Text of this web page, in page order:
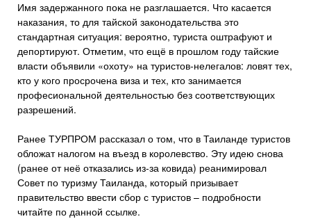
Имя задержанного пока не разглашается. Что касается
наказания, то для тайской законодательства это
стандартная ситуация: вероятно, туриста оштрафуют и
депортируют. Отметим, что ещё в прошлом году тайские
власти объявили «охоту» на туристов-нелегалов: ловят тех,
кто у кого просрочена виза и тех, кто занимается
професиональной деятельностью без соответствующих
разрешений.
Ранее ТУРПРОМ рассказал о том, что в Таиланде туристов
обложат налогом на въезд в королевство. Эту идею снова
(ранее от неё отказались из-за ковида) реанимировал
Совет по туризму Таиланда, который призывает
правительство ввести сбор с туристов – подробности
читайте по данной ссылке.